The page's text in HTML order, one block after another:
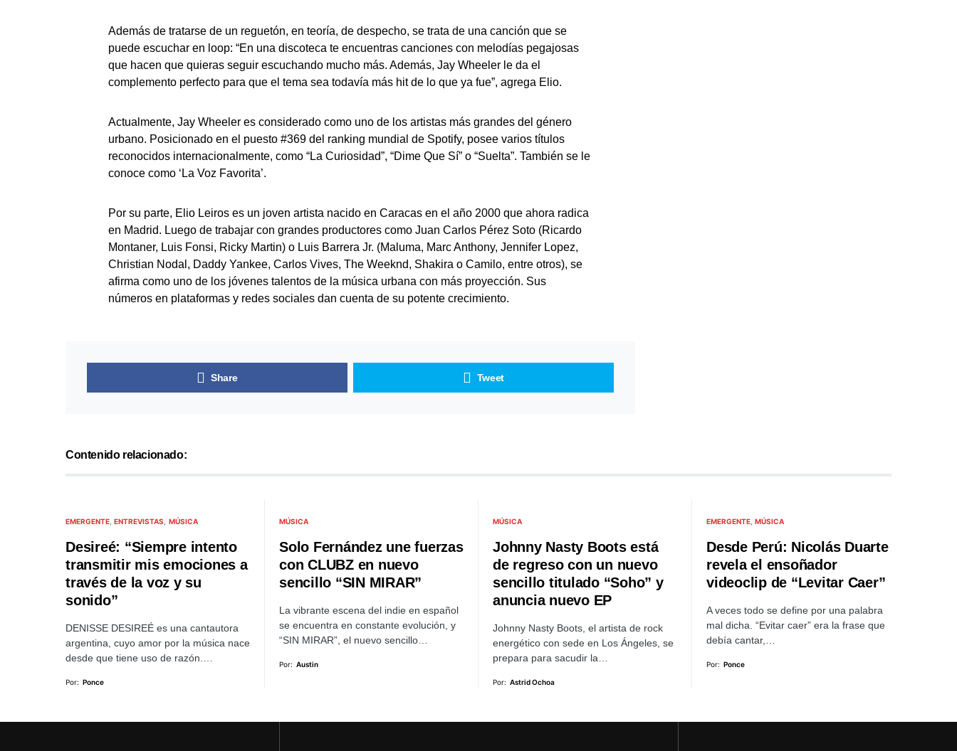
Además de tratarse de un reguetón, en teoría, de despecho, se trata de una canción que se
puede escuchar en loop: “En una discoteca te encuentras canciones con melodías pegajosas
que hacen que quieras seguir escuchando mucho más. Además, Jay Wheeler le da el
complemento perfecto para que el tema sea todavía más hit de lo que ya fue”, agrega Elio.
Actualmente, Jay Wheeler es considerado como uno de los artistas más grandes del género
urbano. Posicionado en el puesto #369 del ranking mundial de Spotify, posee varios títulos
reconocidos internacionalmente, como “La Curiosidad”, “Dime Que Sí” o “Suelta”. También se le
conoce como ‘La Voz Favorita’.
Por su parte, Elio Leiros es un joven artista nacido en Caracas en el año 2000 que ahora radica
en Madrid. Luego de trabajar con grandes productores como Juan Carlos Pérez Soto (Ricardo
Montaner, Luis Fonsi, Ricky Martin) o Luis Barrera Jr. (Maluma, Marc Anthony, Jennifer Lopez,
Christian Nodal, Daddy Yankee, Carlos Vives, The Weeknd, Shakira o Camilo, entre otros), se
afirma como uno de los jóvenes talentos de la música urbana con más proyección. Sus
números en plataformas y redes sociales dan cuenta de su potente crecimiento.
Share Tweet
Contenido relacionado:
EMERGENTE ENTREVISTAS MÚSICA
Desireé: “Siempre intento
transmitir mis emociones a
través de la voz y su
sonido”
DENISSE DESIREÉ es una cantautora
argentina, cuyo amor por la música nace
desde que tiene uso de razón.…
Por: Ponce
MÚSICA
Solo Fernández une fuerzas
con CLUBZ en nuevo
sencillo “SIN MIRAR”
La vibrante escena del indie en español
se encuentra en constante evolución, y
“SIN MIRAR”, el nuevo sencillo…
Por: Austin
MÚSICA
Johnny Nasty Boots está
de regreso con un nuevo
sencillo titulado “Soho” y
anuncia nuevo EP
Johnny Nasty Boots, el artista de rock
energético con sede en Los Ángeles, se
prepara para sacudir la…
Por: Astrid Ochoa
EMERGENTE MÚSICA
Desde Perú: Nicolás Duarte
revela el ensoñador
videoclip de “Levitar Caer”
A veces todo se define por una palabra
mal dicha. “Evitar caer” era la frase que
debía cantar,…
Por: Ponce